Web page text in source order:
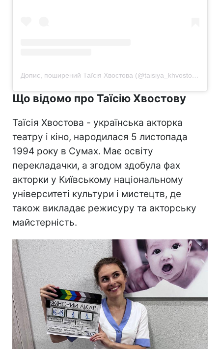
Допис, поширений Таїсія Хвостова (@taisiya_khvostova)
Що відомо про Таїсію Хвостову
Таїсія Хвостова - українська акторка
театру і кіно, народилася 5 листопада
1994 року в Сумах. Має освіту
перекладачки, а згодом здобула фах
акторки у Київському національному
університеті культури і мистецтв, де
також викладає режисуру та акторську
майстерність.